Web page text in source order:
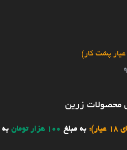
محصولات زرین
به مبلغ 100 هزار تومان
به